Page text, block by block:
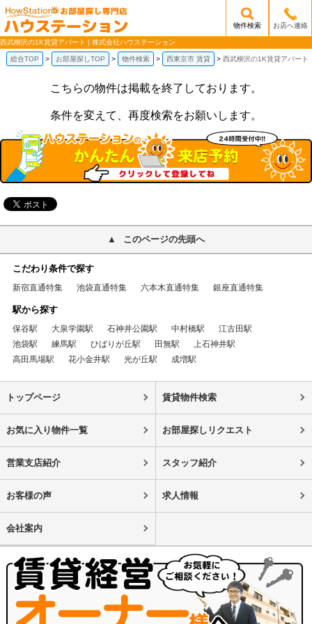
/mobile_img/head-logo.png
物件検索 お店へ連絡
西武柳沢の1K賃貸アパート | 株式会社ハウステーション
総合TOP お部屋探しTOP 物件検索 西東京市 賃貸 西武柳沢の1K賃貸アパート
こちらの物件は掲載を終了しております。
条件を変えて、再度検索をお願いします。
このページの先頭へ
こだわり条件で探す
新宿直通特集 池袋直通特集 六本木直通特集 銀座直通特集
駅から探す
保谷駅 大泉学園駅 石神井公園駅 中村橋駅
江古田駅
池袋駅
練馬駅 ひばりが丘駅 田無駅
上石神井駅
高田馬場駅
花小金井駅 光が丘駅 成増駅
トップページ 賃貸物件検索
お気に入り物件一覧 お部屋探しリクエスト
営業支店紹介 スタッフ紹介
お客様の声 求人情報
会社案内